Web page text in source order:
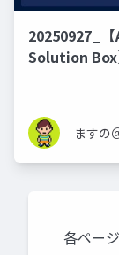
20250927_
Solution Box
ますの
各ペー